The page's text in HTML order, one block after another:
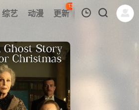
综艺 动漫 更新
134
热榜 APP